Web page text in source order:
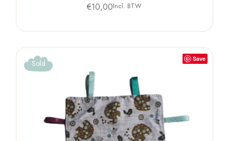
€10,00Incl. BTW
Save
Sold